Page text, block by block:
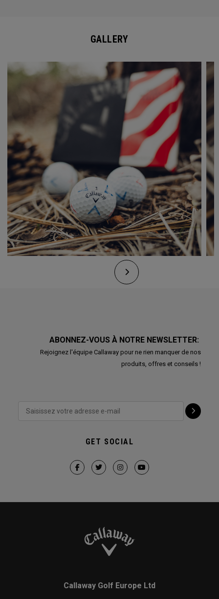
GALLERY
ABONNEZ-VOUS À NOTRE NEWSLETTER:
Rejoignez l'équipe Callaway pour ne rien manquer de nos
produits, offres et conseils !
GET SOCIAL
Callaway Golf Europe Ltd